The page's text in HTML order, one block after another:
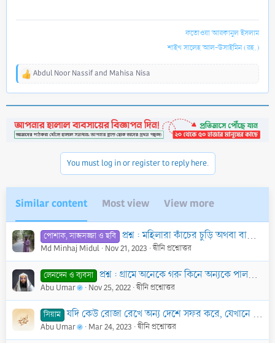
ফতোওয়া আরকানুল ইসলাম
শাইখ সালেহ আল-উসাইমিন (রহ.)
R
t
i
Abdul Noor Nassifand Mahisa Nisa
You must log in or register to reply here.
Similar content Most view View more
পোশাক, সাজসজ্জা ও ছবি প্রশ্ন : মহিলারা কাঁচের চুড়ি অথবা বাজনাযুক্ত অলংকার পরিধান করতে পারবে কি?
Md Minhaj Midul Nov 21, 2023 দ্বীনি প্রশ্নোত্তর
লেনদেন ও ব্যবসা প্রশ্ন : গ্রামে অনেকে গরু কিনে অন্যকে পালন করতে দেয়, কয়েক বছর পর তা বিক্রি করে উভয় পক্ষ লভ্যাংশ ভাগ করে নেয়। এরূপ চুক্তি জায়েয কি?
Abu Umar Nov 25, 2022 দ্বীনি প্রশ্নোত্তর
সিয়াম যদি কেউ রোজা রেখে অন্য দেশে সফর করে, যেখানে রোজা দেরিতে শুরু হয়েছে, এক্ষেত্রে কি তাকে ৩১ দিন রোজা পালন করতে হবে?
Abu Umar Mar 24, 2023 দ্বীনি প্রশ্নোত্তর